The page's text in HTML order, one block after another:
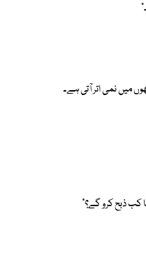
میں نمی اتر آتی ہے۔
کب ذبح کرو گے؟”